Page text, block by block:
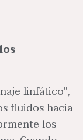
linfático",
fluidos hacia
los